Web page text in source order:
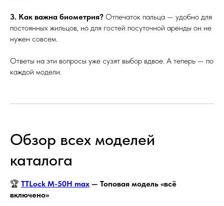
3. Как важна биометрия? Отпечаток пальца — удобно для
постоянных жильцов, но для гостей посуточной аренды он не
нужен совсем.
Ответы на эти вопросы уже сузят выбор вдвое. А теперь — по
каждой модели.
Обзор всех моделей
каталога
🏆 TTLock M-50H max — Топовая модель «всё
включено»